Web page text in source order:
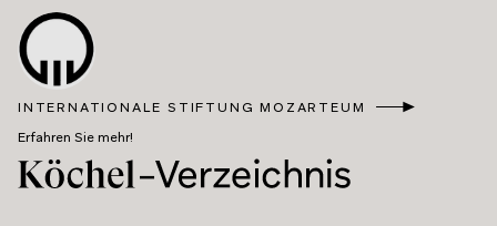
INTERNATIONALE STIFTUNG MOZARTEUM
Erfahren Sie mehr!